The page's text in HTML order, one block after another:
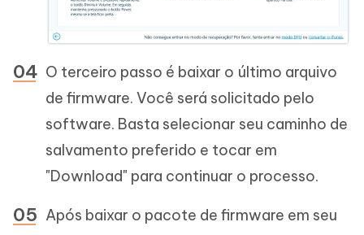
O terceiro passo é baixar o último arquivo
de firmware. Você será solicitado pelo
software. Basta selecionar seu caminho de
salvamento preferido e tocar em
"Download" para continuar o processo.
Após baixar o pacote de firmware em seu